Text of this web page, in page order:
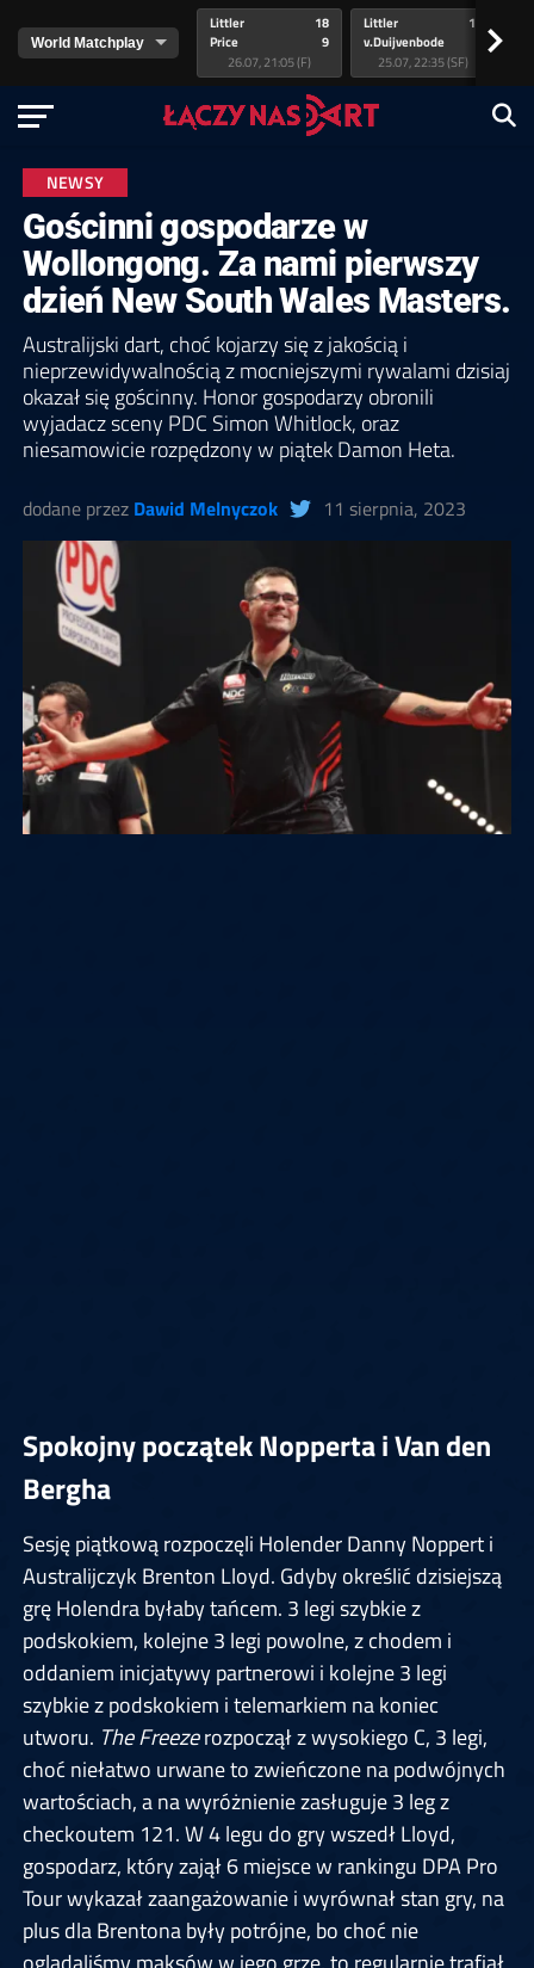
Littler
Price
18
9
26.07, 21:05 (F)
Littler
v.Duijvenbode
17
25.07, 22:35 (SF)
>
NEWSY
Gościnni gospodarze w
Wollongong. Za nami pierwszy
dzień New South Wales Masters.
Australijski dart, choć kojarzy się z jakością i
nieprzewidywalnością z mocniejszymi rywalami dzisiaj
okazał się gościnny. Honor gospodarzy obronili
wyjadacz sceny PDC Simon Whitlock, oraz
niesamowicie rozpędzony w piątek Damon Heta.
dodane przez Dawid Melnyczok 11 sierpnia, 2023
Spokojny początek Nopperta i Van den
Bergha
Sesję piątkową rozpoczęli Holender Danny Noppert i
Australijczyk Brenton Lloyd. Gdyby określić dzisiejszą
grę Holendra byłaby tańcem. 3 legi szybkie z
podskokiem, kolejne 3 legi powolne, z chodem i
oddaniem inicjatywy partnerowi i kolejne 3 legi
szybkie z podskokiem i telemarkiem na koniec
utworu. The Freezerozpoczął z wysokiego C, 3 legi,
choć niełatwo urwane to zwieńczone na podwójnych
wartościach, a na wyróżnienie zasługuje 3 leg z
checkoutem 121. W 4 legu do gry wszedł Lloyd,
gospodarz, który zajął 6 miejsce w rankingu DPA Pro
Tour wykazał zaangażowanie i wyrównał stan gry, na
plus dla Brentona były potrójne, bo choć nie